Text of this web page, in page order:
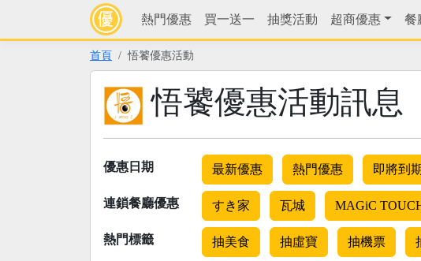
熱門優惠 買一送一 抽獎活動 超商優惠 餐
首頁 悟饕優惠活動
悟饕優惠活動訊息
優惠日期 最新優惠 熱門優惠 即將到期
連鎖餐廳優惠 すき家 瓦城 MAGiC
熱門標籤 抽美食 抽虛寶 抽機票